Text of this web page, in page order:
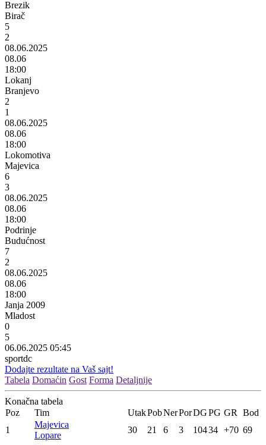
Brezik
Birač
5
2
08.06.2025
08.06
18:00
Lokanj
Branjevo
2
1
08.06.2025
08.06
18:00
Lokomotiva
Majevica
6
3
08.06.2025
08.06
18:00
Podrinje
Budućnost
7
2
08.06.2025
08.06
18:00
Janja 2009
Mladost
0
5
06.06.2025 05:45
sportdc
Dodajte rezultate na Vaš sajt!
Tabela Domaćin Gost Forma Detaljnije
Konačna tabela
Poz
Tim UtakPobNerPorDGPG GR
Bod
1
Majevica
Lopare
30 21 6 3 10434 +70 69